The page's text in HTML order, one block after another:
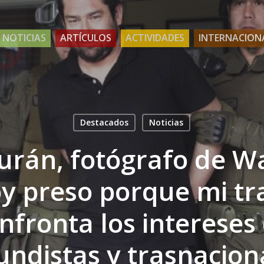
NOTICIAS ARTÍCULOS ACTIVIDADES
Destacados Noticias
fotógrafo de
preso porque mi
los intereses
y